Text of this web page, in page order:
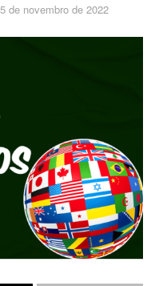
5 de novembro de 2022